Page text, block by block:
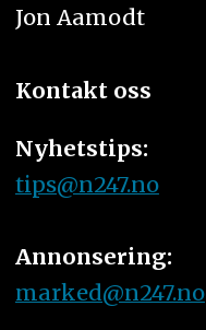
Jon Aamodt
Kontakt oss
Nyhetstips:
tips@n247.no
Annonsering:
marked@n247.no